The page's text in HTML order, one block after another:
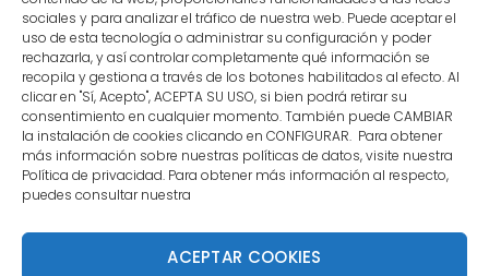
sociales y para analizar el tráfico de nuestra web. Puede aceptar el
uso de esta tecnología o administrar su configuración y poder
rechazarla, y así controlar completamente qué información se
recopila y gestiona a través de los botones habilitados al efecto. Al
clicar en "Sí, Acepto", ACEPTA SU USO, si bien podrá retirar su
consentimiento en cualquier momento. También puede CAMBIAR
la instalación de cookies clicando en CONFIGURAR. Para obtener
más información sobre nuestras políticas de datos, visite nuestra
Política de privacidad. Para obtener más información al respecto,
puedes consultar nuestra
ACEPTAR COOKIES
CONTACTO
MENÚ PRINCIPAL
MI CUENTA
DOCUMENTACIÓN